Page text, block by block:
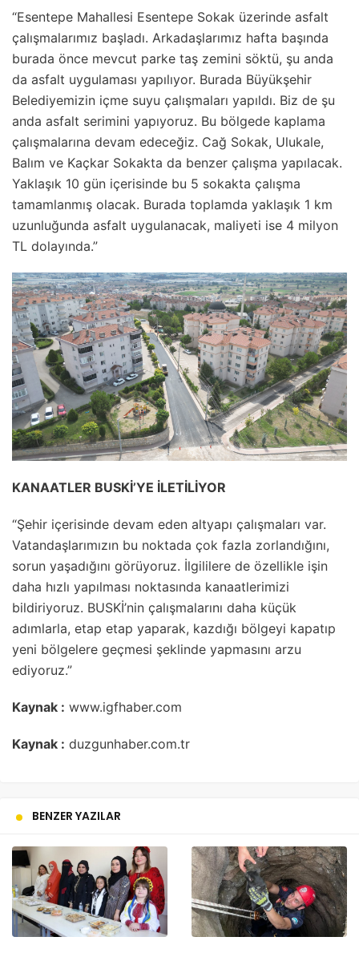
“Esentepe Mahallesi Esentepe Sokak üzerinde asfalt
çalışmalarımız başladı. Arkadaşlarımız hafta başında
burada önce mevcut parke taş zemini söktü, şu anda
da asfalt uygulaması yapılıyor. Burada Büyükşehir
Belediyemizin içme suyu çalışmaları yapıldı. Biz de şu
anda asfalt serimini yapıyoruz. Bu bölgede kaplama
çalışmalarına devam edeceğiz. Cağ Sokak, Ulukale,
Balım ve Kaçkar Sokakta da benzer çalışma yapılacak.
Yaklaşık 10 gün içerisinde bu 5 sokakta çalışma
tamamlanmış olacak. Burada toplamda yaklaşık 1 km
uzunluğunda asfalt uygulanacak, maliyeti ise 4 milyon
TL dolayında.”
KANAATLER BUSKİ’YE İLETİLİYOR
“Şehir içerisinde devam eden altyapı çalışmaları var.
Vatandaşlarımızın bu noktada çok fazla zorlandığını,
sorun yaşadığını görüyoruz. İlgililere de özellikle işin
daha hızlı yapılması noktasında kanaatlerimizi
bildiriyoruz. BUSKİ’nin çalışmalarını daha küçük
adımlarla, etap etap yaparak, kazdığı bölgeyi kapatıp
yeni bölgelere geçmesi şeklinde yapmasını arzu
ediyoruz.”
Kaynak : www.igfhaber.com
Kaynak : duzgunhaber.com.tr
BENZER YAZILAR